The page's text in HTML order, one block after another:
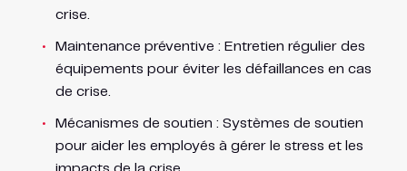
crise.
Maintenance préventive : Entretien régulier des
équipements pour éviter les défaillances en cas
de crise.
Mécanismes de soutien : Systèmes de soutien
pour aider les employés à gérer le stress et les